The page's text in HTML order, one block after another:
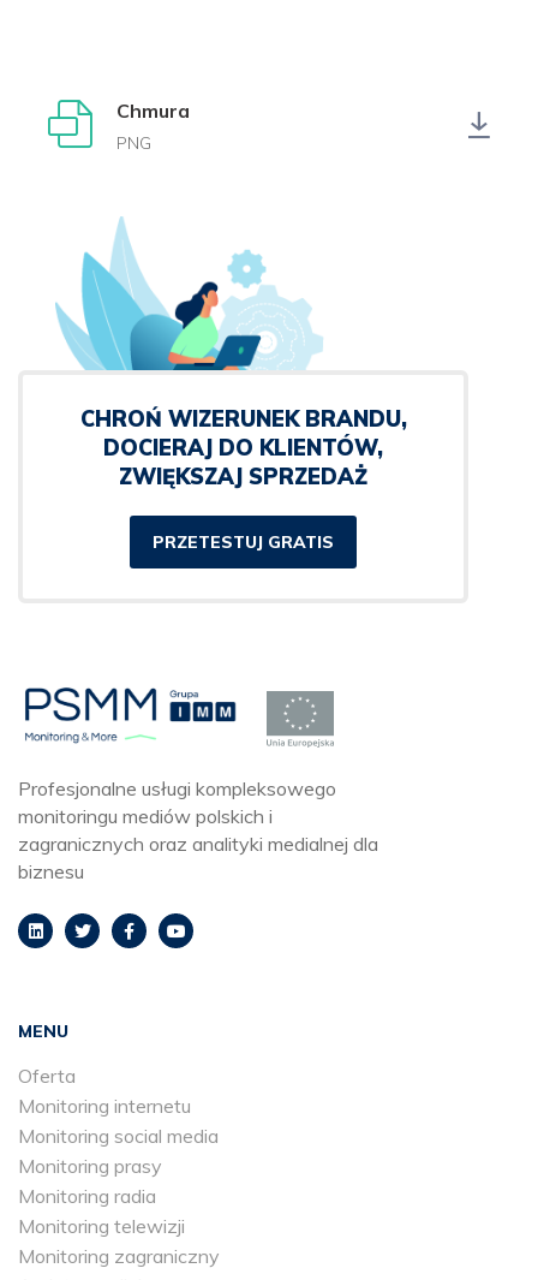
Chmura
PNG
CHROŃ WIZERUNEK BRANDU,
DOCIERAJ DO KLIENTÓW,
ZWIĘKSZAJ SPRZEDAŻ
PRZETESTUJ GRATIS
Profesjonalne usługi kompleksowego
monitoringu mediów polskich i
zagranicznych oraz analityki medialnej dla
biznesu
MENU
Oferta
Monitoring internetu
Monitoring social media
Monitoring prasy
Monitoring radia
Monitoring telewizji
Monitoring zagraniczny